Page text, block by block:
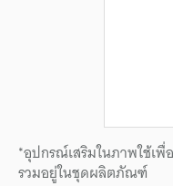
*อุปกรณ์เสริมในภาพใช้เ
รวมอยู่ในชุดผลิตภัณฑ์